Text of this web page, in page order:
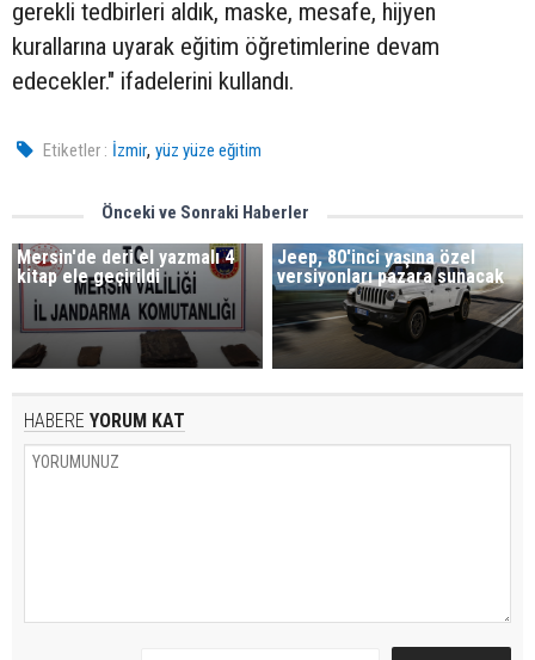
gerekli tedbirleri aldık, maske, mesafe, hijyen
kurallarına uyarak eğitim öğretimlerine devam
edecekler." ifadelerini kullandı.
Etiketler : İzmir,yüz yüze eğitim
Önceki ve Sonraki Haberler
Mersin'de deri el yazmalı 4
kitap ele geçirildi
Jeep, 80'inci yaşına özel
versiyonları pazara sunacak
HABERE YORUM KAT